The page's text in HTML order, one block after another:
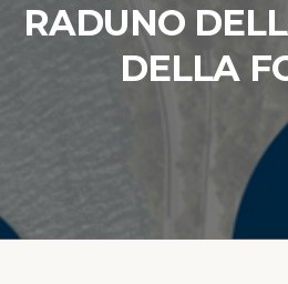
RADUNO
DELLA